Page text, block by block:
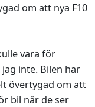
om att nya F10
vara för
inte. Bilen har
övertygad om att
bil när de ser